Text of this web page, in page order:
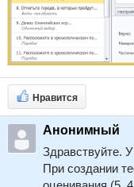
Нравится
Анонимный
Здравствуйте.
При создании